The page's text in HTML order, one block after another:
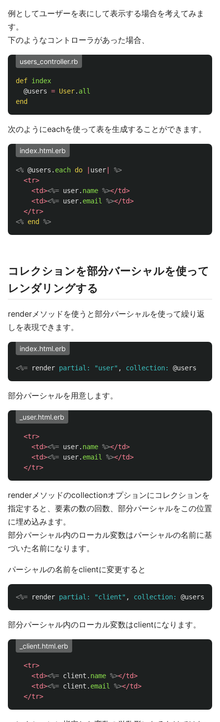
例としてユーザーを表にして表示する場合を考えてみま
す。
下のようなコントローラがあった場合、
users_controller.rb
def index
@users = User. all
end
次のようにeachを使って表を生成することができます。
index.html.erb
<% @users . each do user
%>
<tr>
<td><%= user. name %></td>
<td><%= user. email %></td>
</tr>
<% end %>
コレクションを部分バーシャルを使って
レンダリングする
renderメソッドを使うと部分パーシャルを使って繰り返
しを表現できます。
index.html.erb
<%= render partial: "user" , collection: @users
部分パーシャルを用意します。
_user.html.erb
<tr>
<td><%= user. name %></td>
<td><%= user. email %></td>
</tr>
renderメソッドのcollectionオプションにコレクションを
指定すると、要素の数の回数、部分パーシャルをこの位置
に埋め込みます。
部分パーシャル内のローカル変数はパーシャルの名前に基
づいた名前になります。
パーシャルの名前をclientに変更すると
<%= render partial: "client" , collection: @users
部分パーシャル内のローカル変数はclientになります。
_client.html.erb
<tr>
<td><%= client . name %></td>
<td><%= client . email %></td>
</tr>